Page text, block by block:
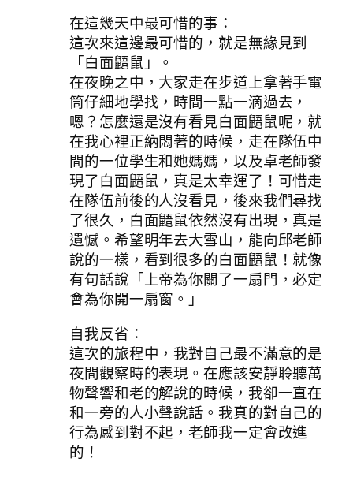
在這幾天中最可惜的事：
這次來這邊最可惜的，就是無緣見到
「白面鼯鼠」。
在夜晚之中，大家走在步道上拿著手電
筒仔細地學找，時間一點一滴過去，
嗯？怎麼還是沒有看見白面鼯鼠呢，就
在我心裡正納悶著的時候，走在隊伍中
間的一位學生和她媽媽，以及卓老師發
現了白面鼯鼠，真是太幸運了！可惜走
在隊伍前後的人沒看見，後來我們尋找
了很久，白面鼯鼠依然沒有出現，真是
遺憾。希望明年去大雪山，能向邱老師
說的一樣，看到很多的白面鼯鼠！就像
有句話說「上帝為你關了一扇門，必定
會為你開一扇窗。」
自我反省：
這次的旅程中，我對自己最不滿意的是
夜間觀察時的表現。在應該安靜聆聽萬
物聲響和老的解說的時候，我卻一直在
和一旁的人小聲說話。我真的對自己的
行為感到對不起，老師我一定會改進
的！